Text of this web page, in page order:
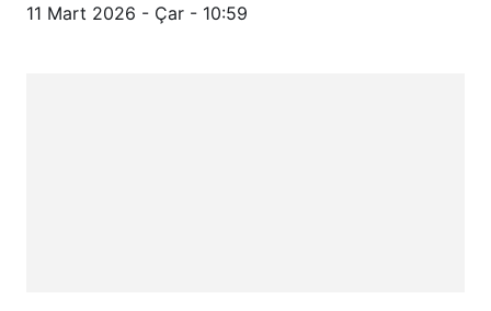
11 Mart 2026 - Çar - 10:59